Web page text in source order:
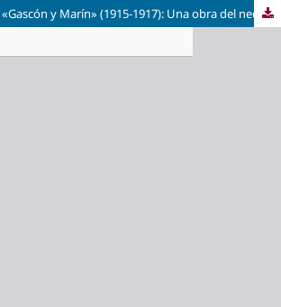
El grupo escolar «Gascón y Marín» (1915-1917): Una obra del neorrenacimiento aragonés realizada por el arquitecto José de Yarza y de Echenique (1876-1920)